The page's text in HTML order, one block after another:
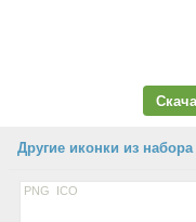
Другие иконки из
PNG ICO